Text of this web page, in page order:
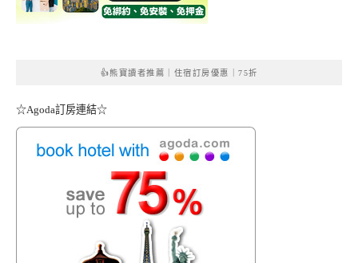
👍熊寶讀者推薦｜住宿訂房優惠｜75折
☆Agoda訂房連結☆